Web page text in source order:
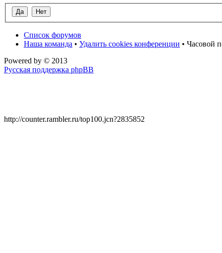
Список форумов
Наша команда • Удалить cookies конференции • Часовой
Powered by © 2013
Русская поддержка phpBB
http://counter.rambler.ru/top100.jcn?2835852